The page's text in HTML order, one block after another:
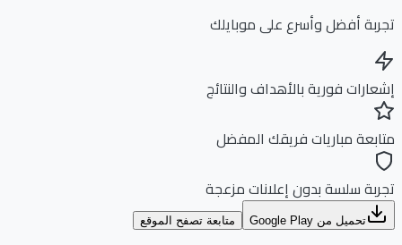
أفضل وأسرع على موبايلك
فورية بالأهداف والنتائج
مباريات فريقك المفضل
سلسة بدون إعلانات مزعجة
تحميل من Google Play متابعة تصفح الموقع